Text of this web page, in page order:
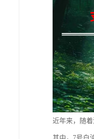
近年来，随